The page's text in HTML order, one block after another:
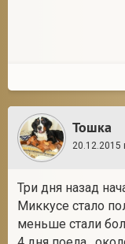
Тошка
20.12.2015
Три дня назад
Миккусе стало
меньше стали